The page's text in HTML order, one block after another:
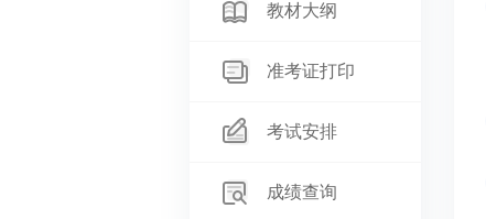
教材大纲
准考证打印
考试安排
成绩查询